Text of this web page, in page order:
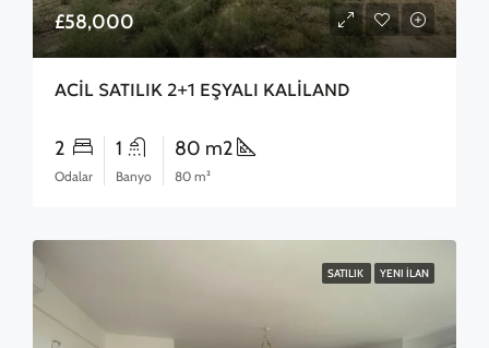
£58,000
ACİL SATILIK 2+1 EŞYALI KALİLAND
2
Odalar
1
Banyo
80 m2
80 m²
SATILIK YENI İLAN